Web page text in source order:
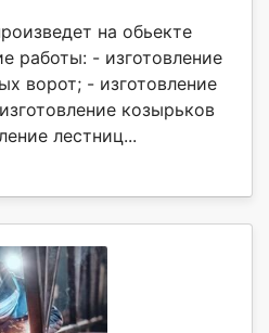
на обьекте
работы: - изготовление
ворот; - изготовление
козырьков
лестниц...